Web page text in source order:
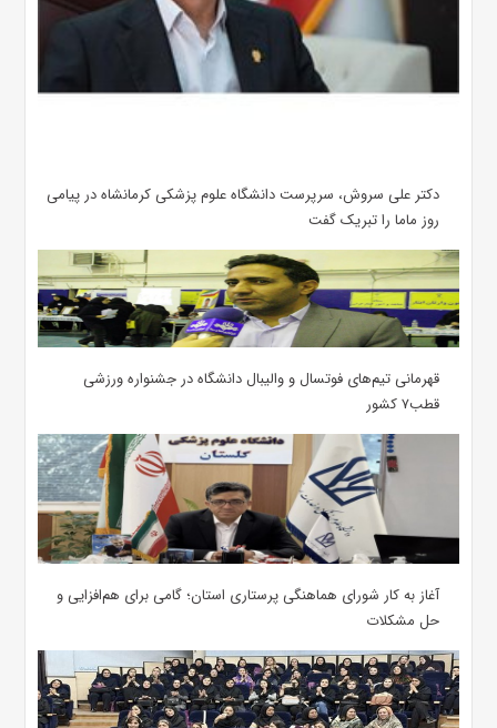
دکتر علی سروش، سرپرست دانشگاه علوم پزشکی کرمانشاه در پیامی
روز ماما را تبریک گفت
قهرمانی تیم‌های فوتسال و والیبال دانشگاه در جشنواره ورزشی
قطب۷ کشور
آغاز به کار شورای هماهنگی پرستاری استان؛ گامی برای هم‌افزایی و
حل مشکلات